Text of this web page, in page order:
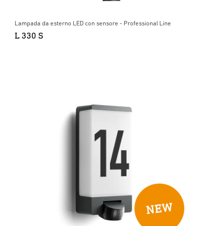
Lampada da esterno LED con sensore - Professional Line
L 330 S